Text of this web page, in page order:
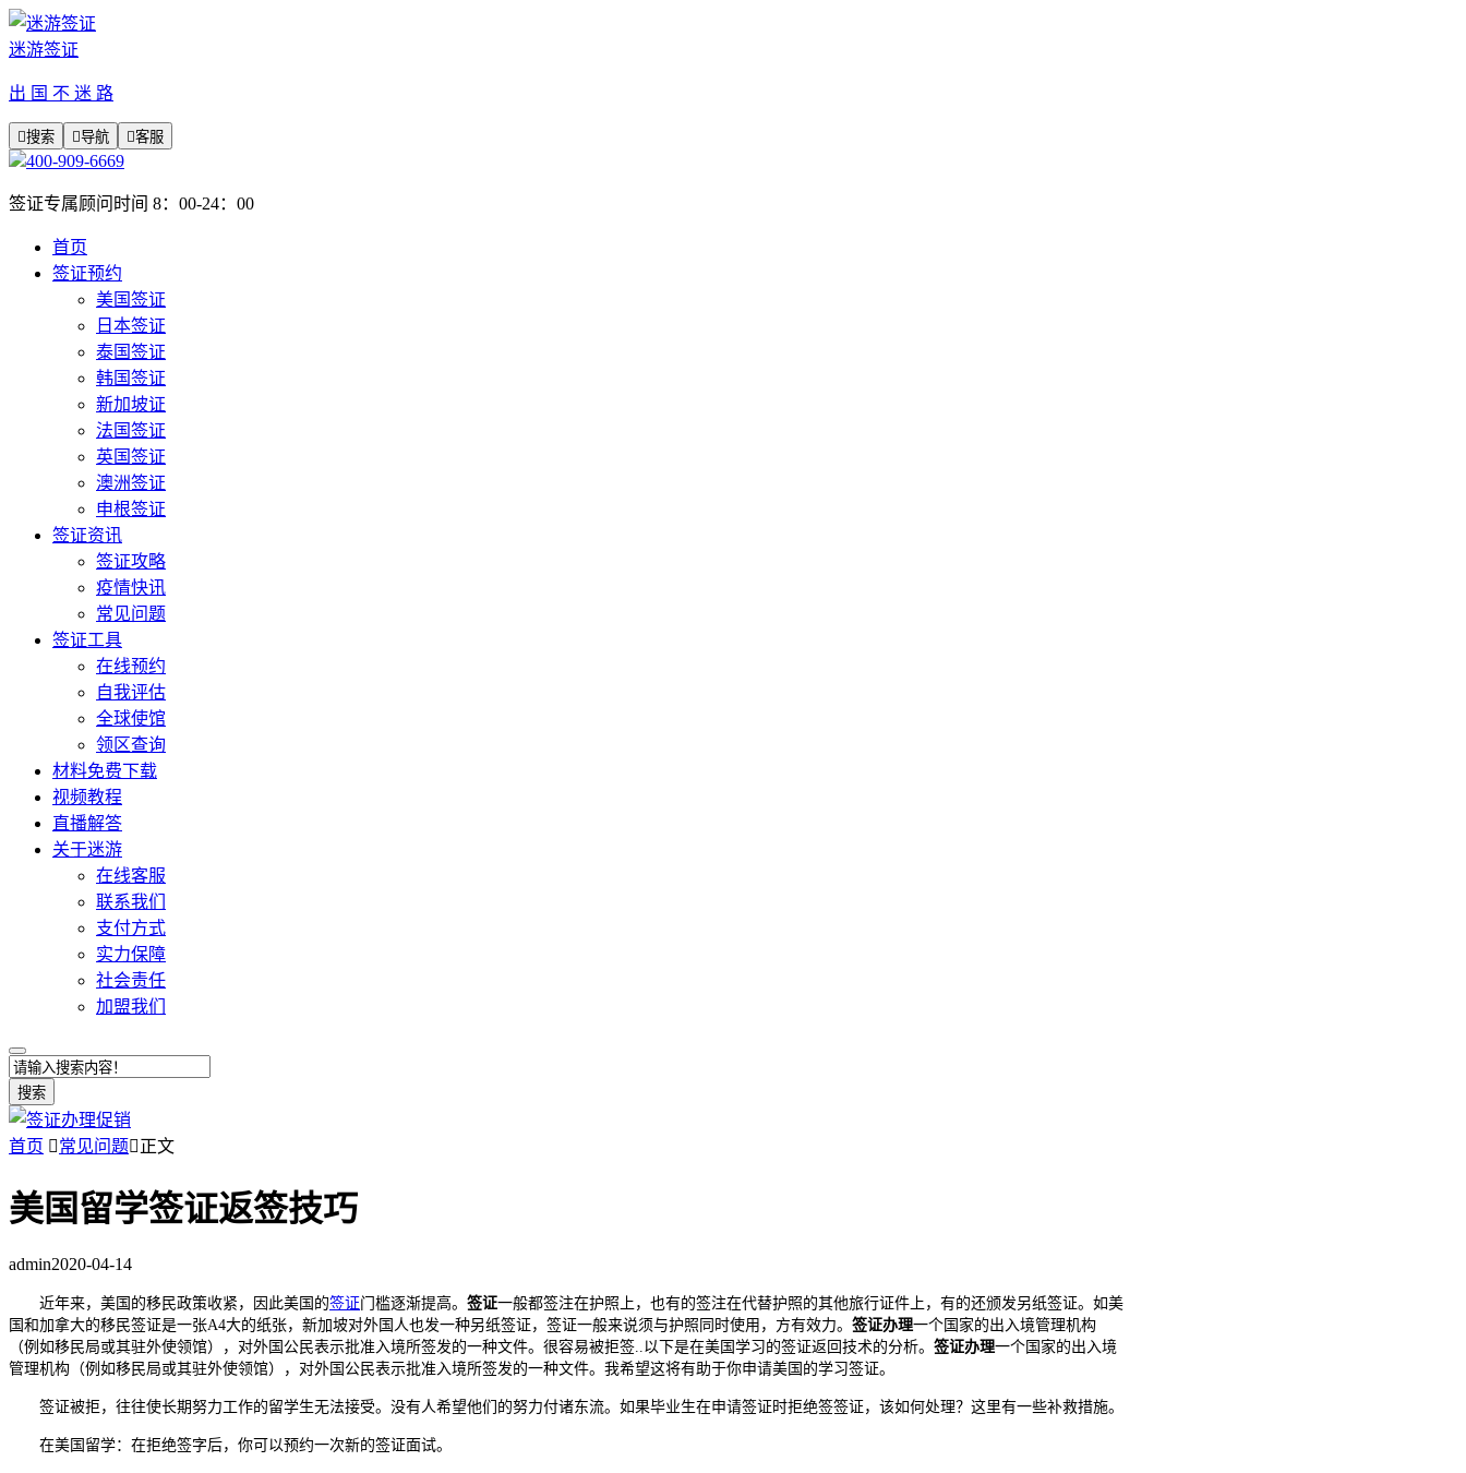
迷游签证
出 国 不 迷 路
搜索 导航 客服
400-909-6669
签证专属顾问时间 8：00-24：00
首页
签证预约
美国签证
日本签证
泰国签证
韩国签证
新加坡证
法国签证
英国签证
澳洲签证
申根签证
签证资讯
签证攻略
疫情快讯
常见问题
签证工具
在线预约
自我评估
全球使馆
领区查询
材料免费下载
视频教程
直播解答
关于迷游
在线客服
联系我们
支付方式
实力保障
社会责任
加盟我们
搜索
首页 常见问题正文
美国留学签证返签技巧
admin2020-04-14
近年来，美国的移民政策收紧，因此美国的签证门槛逐渐提高。 签证一般都签注在护照上，也有的签注在代替护照的其他旅行证件上，有的还颁发另纸签证。如美
国和加拿大的移民签证是一张A4大的纸张，新加坡对外国人也发一种另纸签证，签证一般来说须与护照同时使用，方有效力。 签证办理一个国家的出入境管理机构
（例如移民局或其驻外使领馆），对外国公民表示批准入境所签发的一种文件。很容易被拒签..以下是在美国学习的签证返回技术的分析。 签证办理一个国家的出入境
管理机构（例如移民局或其驻外使领馆），对外国公民表示批准入境所签发的一种文件。我希望这将有助于你申请美国的学习签证。
签证被拒，往往使长期努力工作的留学生无法接受。没有人希望他们的努力付诸东流。如果毕业生在申请签证时拒绝签签证，该如何处理？这里有一些补救措施。
在美国留学：在拒绝签字后，你可以预约一次新的签证面试。